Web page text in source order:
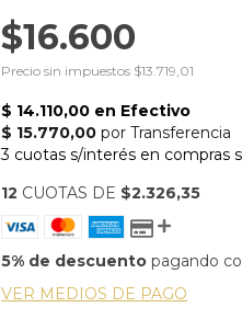
$16.600
Precio sin impuestos $13.719,01
12 CUOTAS DE $2.326,35
5% de descuento pagando
VER MEDIOS DE PAGO